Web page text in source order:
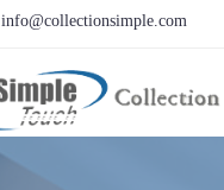
info@collectionsimple.com